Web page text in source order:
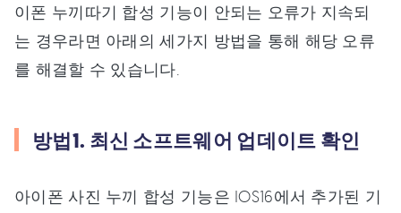
이폰 누끼따기 합성 기능이 안되는 오류가 지속되
는 경우라면 아래의 세가지 방법을 통해 해당 오류
를 해결할 수 있습니다.
방법1. 최신 소프트웨어 업데이트 확인
아이폰 사진 누끼 합성 기능은 IOS16에서 추가된 기